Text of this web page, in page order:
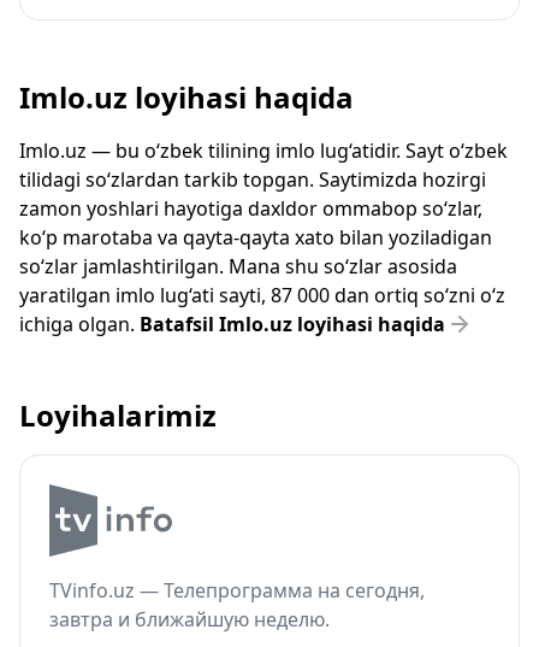
Imlo.uz loyihasi haqida
Imlo.uz — bu o‘zbek tilining imlo lug‘atidir. Sayt o‘zbek
tilidagi so‘zlardan tarkib topgan. Saytimizda hozirgi
zamon yoshlari hayotiga daxldor ommabop so‘zlar,
ko‘p marotaba va qayta-qayta xato bilan yoziladigan
so‘zlar jamlashtirilgan. Mana shu so‘zlar asosida
yaratilgan imlo lug‘ati sayti, 87 000 dan ortiq so‘zni o‘z
ichiga olgan. Batafsil Imlo.uz loyihasi haqida
Loyihalarimiz
TVinfo.uz — Телепрограмма на сегодня,
завтра и ближайшую неделю.